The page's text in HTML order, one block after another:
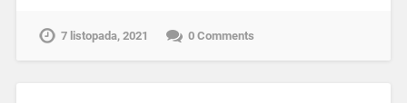
7 listopada, 2021 0 Comments